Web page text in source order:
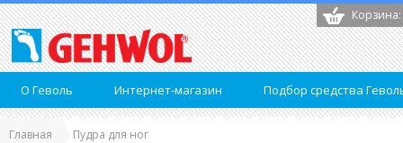
Корзина:
О Геволь Интернет-магазин Подбор средства
Главная Пудра для ног